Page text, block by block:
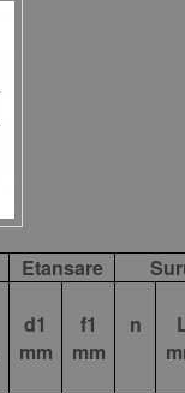
Etansare
d1
mm
f1
mm
n